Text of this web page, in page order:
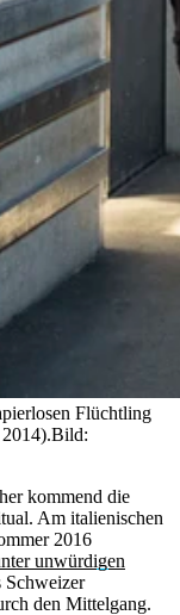
Flüchtling
Bild:
kommend die
Am italienischen
2016
unwürdigen
Schweizer
den Mittelgang.